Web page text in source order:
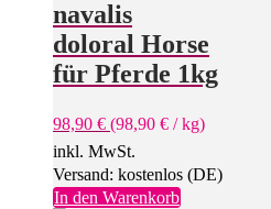
auf.
Die
Optionen
auf
Produktseite
gewählt
navalis
doloral Horse
für Pferde 1kg
98,90 € (98,90 € /kg)
inkl. MwSt.
Versand: kostenlos (DE)
In den Warenkorb